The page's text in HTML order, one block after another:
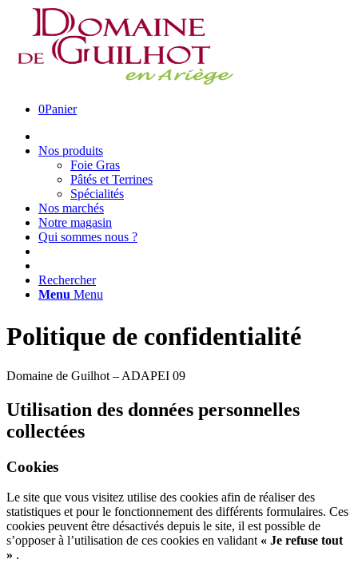
0Panier
Nos produits
Foie Gras
Pâtés et Terrines
Spécialités
Nos marchés
Notre magasin
Qui sommes nous ?
Rechercher
Menu Menu
Politique de confidentialité
Domaine de Guilhot – ADAPEI 09
Utilisation des données personnelles
collectées
Cookies
Le site que vous visitez utilise des cookies afin de réaliser des
statistiques et pour le fonctionnement des différents formulaires. Ces
cookies peuvent être désactivés depuis le site, il est possible de
s’opposer à l’utilisation de ces cookies en validant « Je refuse tout
» .